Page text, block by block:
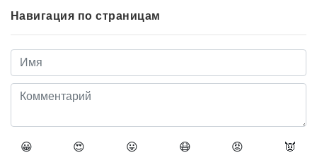
Навигация по страницам
😀 😍 😛 😷 😡 👿